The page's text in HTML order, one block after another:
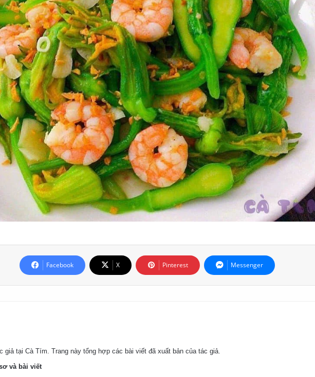
Facebook X Pinterest Messenger
giả tại Cà Tím. Trang này tổng hợp các bài viết đã xuất bản của tác giả.
và bài viết